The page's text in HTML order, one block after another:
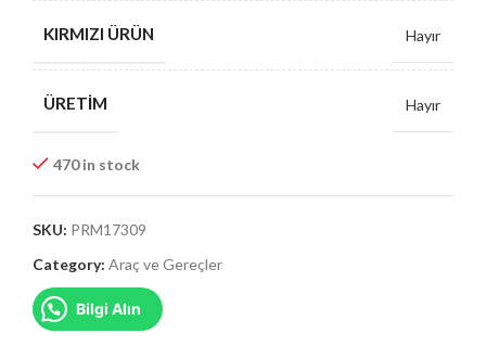
KIRMIZI ÜRÜN Hayır
ÜRETIM Hayır
470 in stock
SKU: PRM17309
Category: Araç ve Gereçler
Bilgi Alın